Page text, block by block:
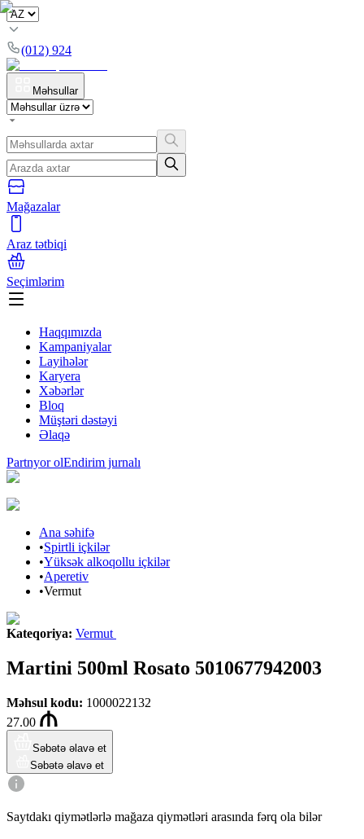
(012) 924
Məhsullar
Mağazalar
Araz tətbiqi
Seçimlərim
Haqqımızda
Kampaniyalar
Layihələr
Karyera
Xəbərlər
Bloq
Müştəri dəstəyi
Əlaqə
Partnyor olEndirim jurnalı
Ana səhifə
•Spirtli içkilər
•Yüksək alkoqollu içkilər
•Aperetiv
•Vermut
Kateqoriya: Vermut
Martini 500ml Rosato 5010677942003
Məhsul kodu: 1000022132
27.00
Səbətə əlavə et
Səbətə əlavə et
Saytdakı qiymətlərlə mağaza qiymətləri arasında fərq ola bilər